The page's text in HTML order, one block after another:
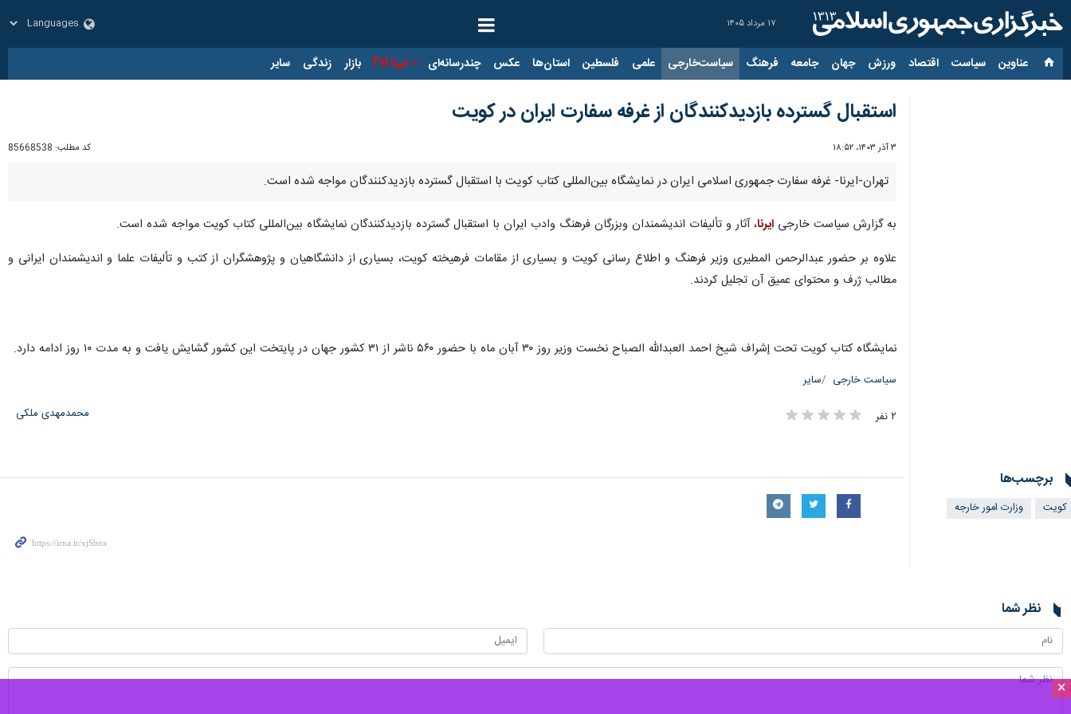
۱۷ مرداد ۱۴۰۵
عناوین‌ سیاست اقتصاد ورزش جهان جامعه فرهنگ سیاست‌خارجی علمی فلسطین استان‌ها عکس چندرسانه‌ای ایرنا TV بازار زندگی سایر
×
استقبال گسترده بازدیدکنندگان از غرفه سفارت ایران در کویت
۳ آذر ۱۴۰۳، ۱۸:۵۲ کد مطلب: 85668538
تهران-ایرنا- غرفه سفارت جمهوری اسلامی ایران در نمایشگاه بین‌المللی کتاب کویت با استقبال گسترده بازدیدکنندگان مواجه شده است.
به گزارش سیاست خارجی ایرنا، آثار و تألیفات اندیشمندان وبزرگان فرهنگ وادب ایران با استقبال گسترده بازدیدکنندگان نمایشگاه بین‌المللی کتاب کویت مواجه شده است.
علاوه بر حضور عبدالرحمن المطیری وزیر فرهنگ و اطلاع رسانی کویت و بسیاری از مقامات فرهیخته کویت، بسیاری از دانشگاهیان و پژوهشگران از کتب و تألیفات علما و اندیشمندان ایرانی و
مطالب ژرف و محتوای عمیق آن تجلیل کردند.
نمایشگاه کتاب کویت تحت إشراف شیخ احمد العبدالله الصباح نخست وزیر روز ۳۰ آبان ماه با حضور ۵۶۰ ناشر از ۳۱ کشور جهان در پایتخت این کشور گشایش یافت و به مدت ۱۰ روز ادامه دارد.
سیاست خارجی سایر
۲ نفر محمدمهدی ملکی
برچسب‌ها
کویت وزارت امور خارجه
نظر شما